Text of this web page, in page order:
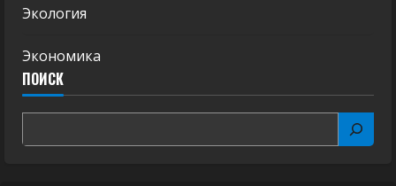
Экология
Экономика
ПОИСК